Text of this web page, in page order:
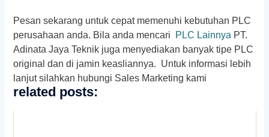
Pesan sekarang untuk cepat memenuhi kebutuhan PLC
perusahaan anda. Bila anda mencari PLC Lainnya PT.
Adinata Jaya Teknik juga menyediakan banyak tipe PLC
original dan di jamin keasliannya. Untuk informasi lebih
lanjut silahkan hubungi Sales Marketing kami
related posts: